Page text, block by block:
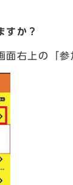
すか？
右上の「